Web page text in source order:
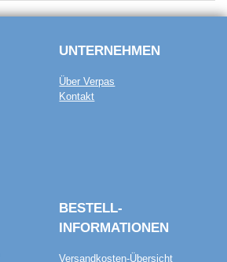
UNTERNEHMEN
Über Verpas
Kontakt
BESTELL­
INFORMATIONEN
Versandkosten-Übersicht